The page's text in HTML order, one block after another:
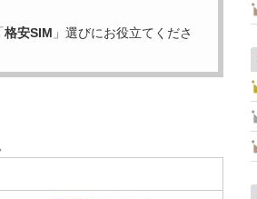
格安SIM 」選びにお役立てくださ